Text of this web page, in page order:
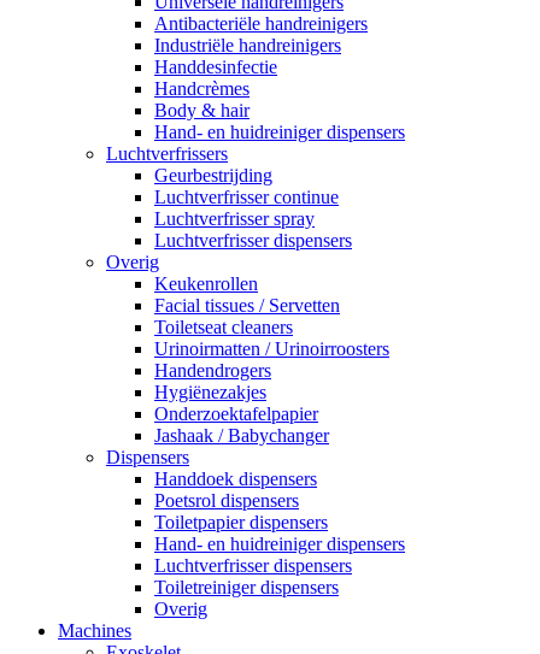
Antibacteriële handreinigers
Industriële handreinigers
Handdesinfectie
Handcrèmes
Body & hair
Hand- en huidreiniger dispensers
Luchtverfrissers
Geurbestrijding
Luchtverfrisser continue
Luchtverfrisser spray
Luchtverfrisser dispensers
Overig
Keukenrollen
Facial tissues / Servetten
Toiletseat cleaners
Urinoirmatten / Urinoirroosters
Handendrogers
Hygiënezakjes
Onderzoektafelpapier
Jashaak / Babychanger
Dispensers
Handdoek dispensers
Poetsrol dispensers
Toiletpapier dispensers
Hand- en huidreiniger dispensers
Luchtverfrisser dispensers
Toiletreiniger dispensers
Overig
Machines